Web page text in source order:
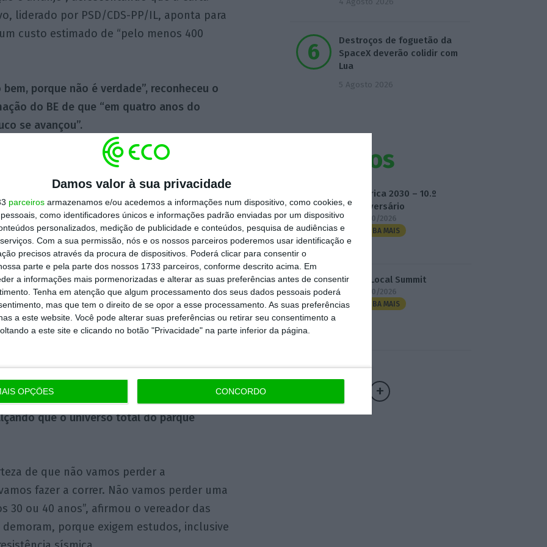
Damos valor à sua privacidade
parceiros armazenamos e/ou acedemos a informações num dispositivo, como cookies, e
como identificadores únicos e informações padrão enviadas por um dispositivo
personalizados, medição de publicidade e conteúdos, pesquisa de audiências e
Com a sua permissão, nós e os nossos parceiros poderemos usar identificação e
precisos através da procura de dispositivos. Poderá clicar para consentir o
parte e pela parte dos nossos 1733 parceiros, conforme descrito acima. Em
a informações mais pormenorizadas e alterar as suas preferências antes de consentir
Tenha em atenção que algum processamento dos seus dados pessoais poderá
mas que tem o direito de se opor a esse processamento. As suas preferências
a este website. Você pode alterar suas preferências ou retirar seu consentimento a
a este site e clicando no botão "Privacidade" na parte inferior da página.
OPÇÕES CONCORDO
liderado por PSD/CDS-PP/IL, aponta para
custo estimado de “pelo menos 400
porque não é verdade”, reconheceu o
do BE de que “em quatro anos do
se avançou”.
no processo de transferência de
Vasco Moreira Rato disse que tanto o
a Associação Nacional de Municípios
explícitos que o Governo paga 100% da
com 28 escolas consideradas
financiamento, portanto estamos a falar
quando o Estado assumiu que iria realizar
demoram entre o projeto e a obra cerca de
nestas escolas secundárias representam
milhões de euros, dos quais cerca de 30
que o universo total do parque
de que não vamos perder a
fazer a correr. Não vamos perder uma
ou 40 anos”, afirmou o vereador das
porque exigem estudos, inclusive
Destroços de foguetão da
SpaceX deverão colidir com
Lua
5 Agosto 2026
Eventos
Fábrica 2030 – 10.º
Aniversário
14/10/2026
SAIBA MAIS
3.º Local Summit
07/10/2026
SAIBA MAIS